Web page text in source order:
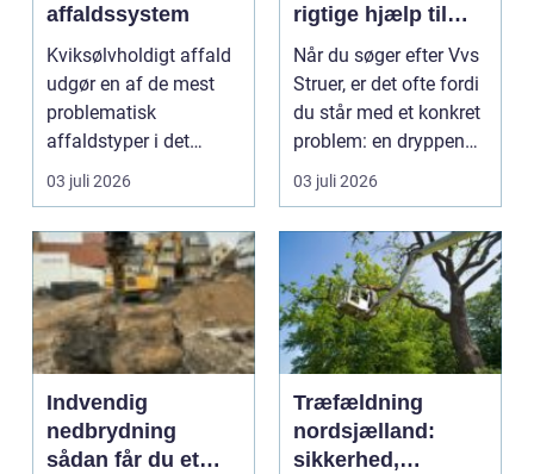
affaldssystem
Kviksølvholdigt affald
udgør en af de mest
problematisk
affaldstyper i det
moderne samfund,
fordi se...
03 juli 2026
rigtige hjælp til
dine installationer
Når du søger efter Vvs
Struer, er det ofte fordi
du står med et konkret
problem: en dryppende
vandha...
03 juli 2026
Indvendig
nedbrydning
sådan får du et
Træfældning
nordsjælland:
sikkerhed,